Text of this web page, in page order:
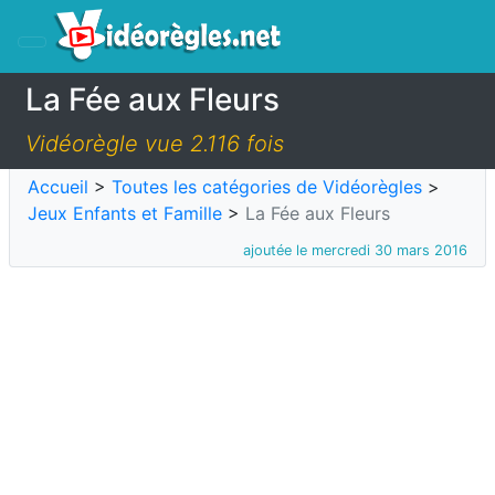
La Fée aux Fleurs
Vidéorègle vue 2.116 fois
Accueil > Toutes les catégories de Vidéorègles >
Jeux Enfants et Famille > La Fée aux Fleurs
ajoutée le mercredi 30 mars 2016